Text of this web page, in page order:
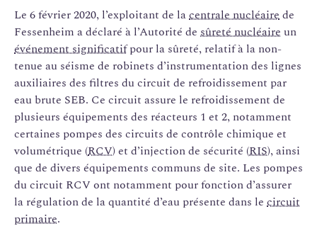
Le 6 février 2020, l’exploitant de lacentrale nucléairede
Fessenheim a déclaré à l’Autorité de sûreté nucléaire un
événement significatifpour la sûreté, relatif à la non-
tenue au séisme de robinets d’instrumentation des lignes
auxiliaires des filtres du circuit de refroidissement par
eau brute SEB. Ce circuit assure le refroidissement de
plusieurs équipements des réacteurs 1 et 2, notamment
certaines pompes des circuits de contrôle chimique et
volumétrique (RCV) et d’injection de sécurité (RIS), ainsi
que de divers équipements communs de site. Les pompes
du circuit RCV ont notamment pour fonction d’assurer
la régulation de la quantité d’eau présente dans le circuit
primaire.